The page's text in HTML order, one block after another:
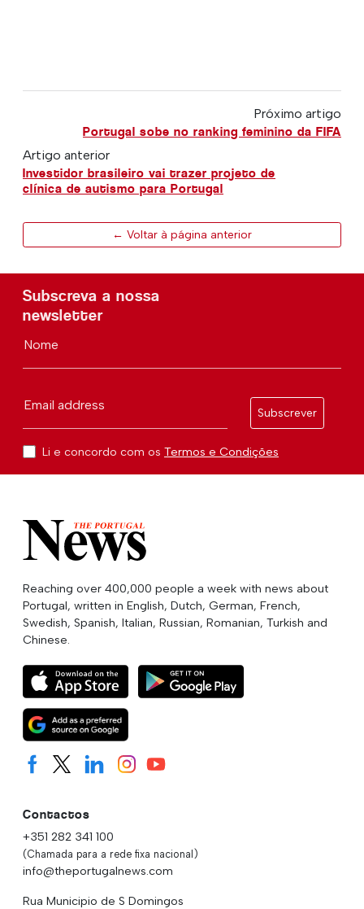
Próximo artigo
Portugal sobe no ranking feminino da FIFA
Artigo anterior
Investidor brasileiro vai trazer projeto de
clínica de autismo para Portugal
← Voltar à página anterior
Subscreva a nossa
newsletter
Nome
Email address
Subscrever
Li e concordo com os Termos e Condições
Reaching over 400,000 people a week with news about
Portugal, written in English, Dutch, German, French,
Swedish, Spanish, Italian, Russian, Romanian, Turkish and
Chinese.
Contactos
+351 282 341 100
(Chamada para a rede fixa nacional)
info@theportugalnews.com
Rua Municipio de S Domingos